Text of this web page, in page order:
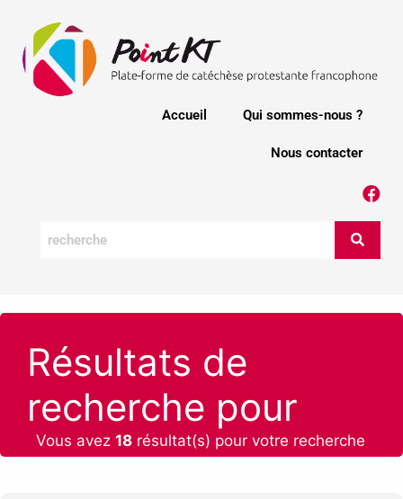
Accueil Qui sommes-nous ?
Nous contacter
Résultats de
recherche pour
Vous avez 18 résultat(s) pour votre recherche